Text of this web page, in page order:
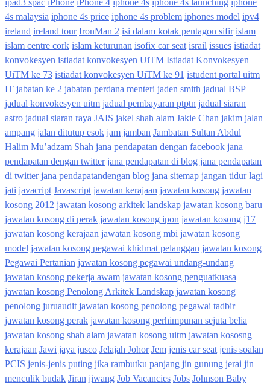
ipad3 spac iPhone iPhone 4 iphone 4s iphone 4s launching iphone
4s malaysia iphone 4s price iphone 4s problem iphones model ipv4
ireland ireland tour IronMan 2 isi dalam kotak pentagon sifir islam
islam centre cork islam keturunan isofix car seat israil issues istiadat
konvokesyen istiadat konvokesyen UiTM Istiadat Konvokesyen
UiTM ke 73 istiadat konvokesyen UiTM ke 91 istudent portal uitm
IT jabatan ke 2 jabatan perdana menteri jaden smith jadual BSP
jadual konvokesyen uitm jadual pembayaran ptptn jadual siaran
astro jadual siaran raya JAIS jakel shah alam Jakie Chan jakim jalan
ampang jalan ditutup esok jam jamban Jambatan Sultan Abdul
Halim Mu’adzam Shah jana pendapatan dengan facebook jana
pendapatan dengan twitter jana pendapatan di blog jana pendapatan
di twitter jana pendapatandengan blog jana sitemap jangan tidur lagi
jati javacript Javascript jawatan kerajaan jawatan kosong jawatan
kosong 2012 jawatan kosong arkitek landskap jawatan kosong baru
jawatan kosong di perak jawatan kosong ipon jawatan kosong j17
jawatan kosong kerajaan jawatan kosong mbi jawatan kosong
model jawatan kosong pegawai khidmat pelanggan jawatan kosong
Pegawai Pertanian jawatan kosong pegawai undang-undang
jawatan kosong pekerja awam jawatan kosong penguatkuasa
jawatan kosong Penolong Arkitek Landskap jawatan kosong
penolong juruaudit jawatan kosong penolong pegawai tadbir
jawatan kosong perak jawatan kosong perhimpunan sejuta belia
jawatan kosong shah alam jawatan kosong uitm jawatan kososng
kerajaan Jawi jaya jusco Jelajah Johor Jem jenis car seat jenis soalan
PCIS jenis-jenis puting jika rambutku panjang jin gunung jerai jin
menculik budak Jiran jiwang Job Vacancies Jobs Johnson Baby